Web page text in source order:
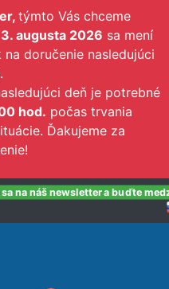
týmto Vás chceme
augusta 2026 sa mení
doručenie nasledujúci
deň je potrebné
hod. počas trvania
Ďakujeme za
na náš newsletter a buďte